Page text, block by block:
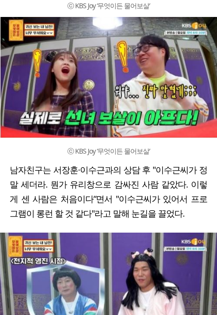
ⓒ KBS Joy ‘무엇이든 물어보살’
ⓒ KBS Joy ‘무엇이든 물어보살’
남자친구는 서장훈·이수근과의 상담 후 "이수근씨가 정
말 세더라. 뭔가 유리창으로 감싸진 사람 같았다. 이렇
게 센 사람은 처음이다“면서 "이수근씨가 있어서 프로
그램이 롱런 할 것 같다"라고 말해 눈길을 끌었다.